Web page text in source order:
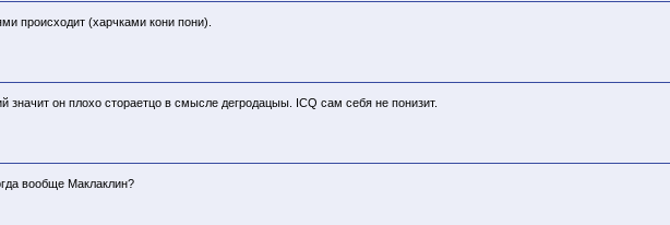
происходит (харчками кони пони).
он плохо стораетцо в смысле дегродацыы. ICQ сам себя не понизит.
вообще Маклаклин?